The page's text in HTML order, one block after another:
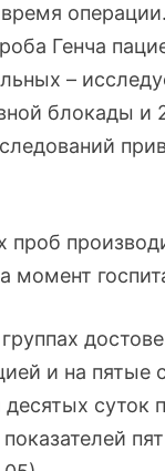
Генча
–
блокады и
проб
момент
и на пятые
суток